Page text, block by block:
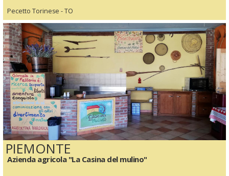
Pecetto Torinese - TO
PIEMONTE
Azienda agricola "La Casina del mulino"